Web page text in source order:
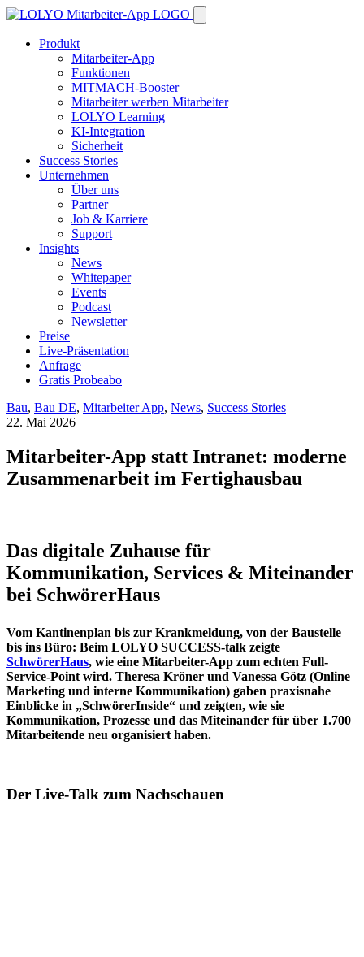
Produkt
Mitarbeiter-App
Funktionen
MITMACH-Booster
Mitarbeiter werben Mitarbeiter
LOLYO Learning
KI-Integration
Sicherheit
Success Stories
Unternehmen
Über uns
Partner
Job & Karriere
Support
Insights
News
Whitepaper
Events
Podcast
Newsletter
Preise
Live-Präsentation
Anfrage
Gratis Probeabo
Bau, Bau DE, Mitarbeiter App, News, Success Stories
22. Mai 2026
Mitarbeiter-App statt Intranet: moderne
Zusammenarbeit im Fertighausbau
Das digitale Zuhause für
Kommunikation, Services & Miteinander
bei SchwörerHaus
Vom Kantinenplan bis zur Krankmeldung, von der Baustelle
bis ins Büro: Beim LOLYO SUCCESS-talk zeigte
SchwörerHaus, wie eine Mitarbeiter-App zum echten Full-
Service-Point wird. Theresa Kröner und Vanessa Götz (Online
Marketing und interne Kommunikation) gaben praxisnahe
Einblicke in „SchwörerInside“ und zeigten, wie sie
Kommunikation, Prozesse und das Miteinander für über 1.700
Mitarbeitende neu organisiert haben.
Der Live-Talk zum Nachschauen